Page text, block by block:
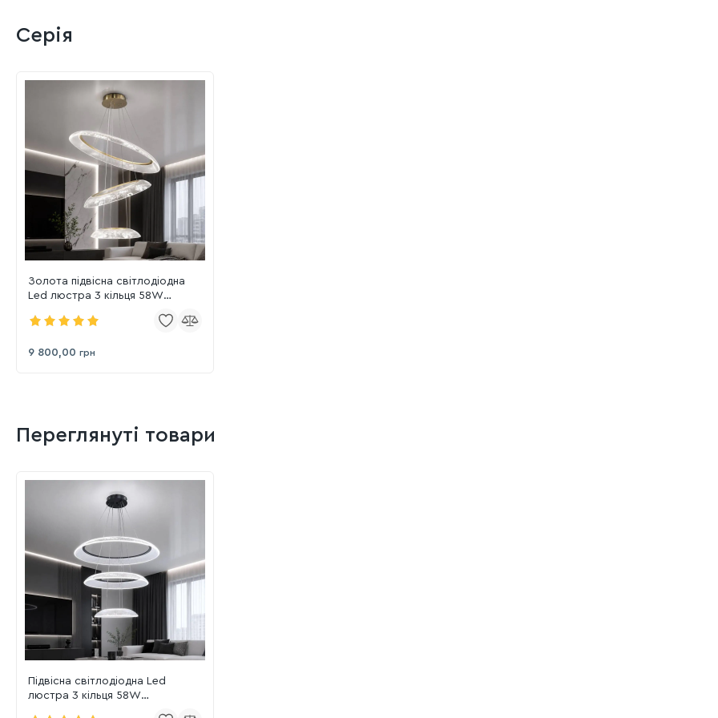
Серія
Золота підвісна світлодіодна
Led люстра 3 кільця 58W
(6361/40+60+80B GD)
9 800,00 грн
Переглянуті товари
Підвісна світлодіодна Led
люстра 3 кільця 58W